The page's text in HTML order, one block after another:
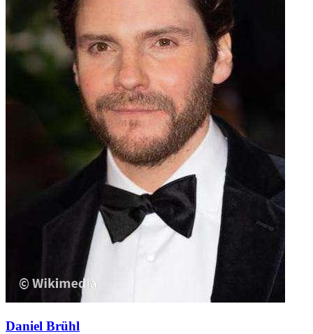
Daniel Brühl